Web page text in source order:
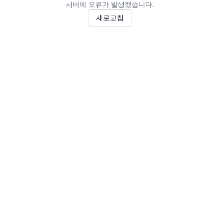
서버에 오류가 발생했습니다.
새로고침